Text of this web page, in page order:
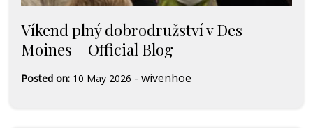
Víkend plný dobrodružství v Des
Moines – Official Blog
Posted on: 10 May 2026 - wivenhoe